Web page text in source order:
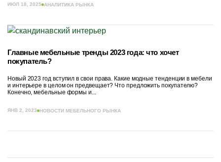
ИЮЛ 18, 2025 АНАЛИТИКА РЫНКА
Главные мебельные тренды 2023 года: что хочет
покупатель?
Новый 2023 год вступил в свои права. Какие модные тенденции в мебели
и интерьере в целом он предвещает? Что предложить покупателю?
Конечно, мебельные формы и...
ЯНВ 2, 2023 НОВОСТИ МЕБЕЛЬНОГО РЫНКА